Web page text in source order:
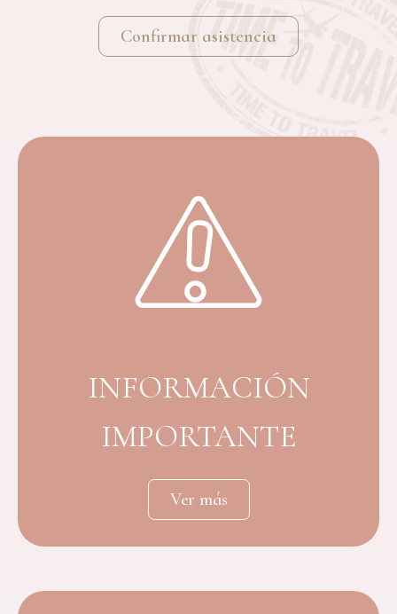
Confirmar asistencia
INFORMACIÓN
IMPORTANTE
Ver más